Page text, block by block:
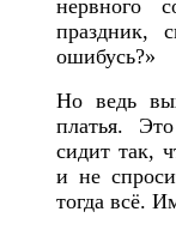
нервного
праздник,
ошибусь?»
Но ведь
платья.
сидит так,
и не
тогда всё.